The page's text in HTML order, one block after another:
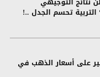
تحسم الجدل ..!
على أسعار الذهب في